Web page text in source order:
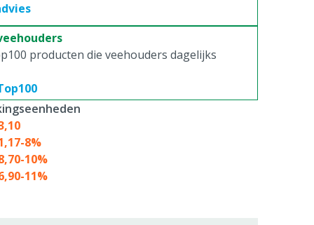
producten die veehouders dagelijks
-8%
-10%
-11%